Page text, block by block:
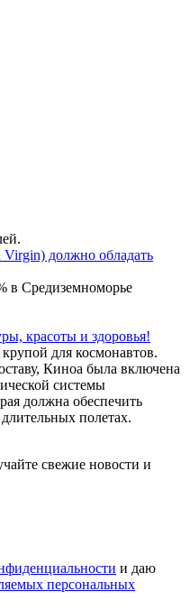
Virgin) должно обладать
в Средиземноморье
красоты и здоровья!
для космонавтов.
Киноа была включена
системы
должна обеспечить
полетах.
свежие новости и
и даю
персональных